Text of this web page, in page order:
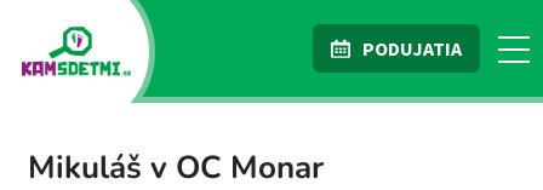
PODUJATIA
Mikuláš v OC Monar